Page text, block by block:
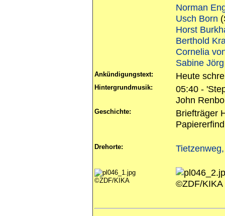
Norman
Usch Born
Horst
Berthold
Cornelia
Sabine Jörg
Ankündigungstext: Heute
Hintergrundmusik:
05:40 -
John
Geschichte:
Briefträger
Drehorte:
©ZDF/KIKA ©ZDF/KIKA